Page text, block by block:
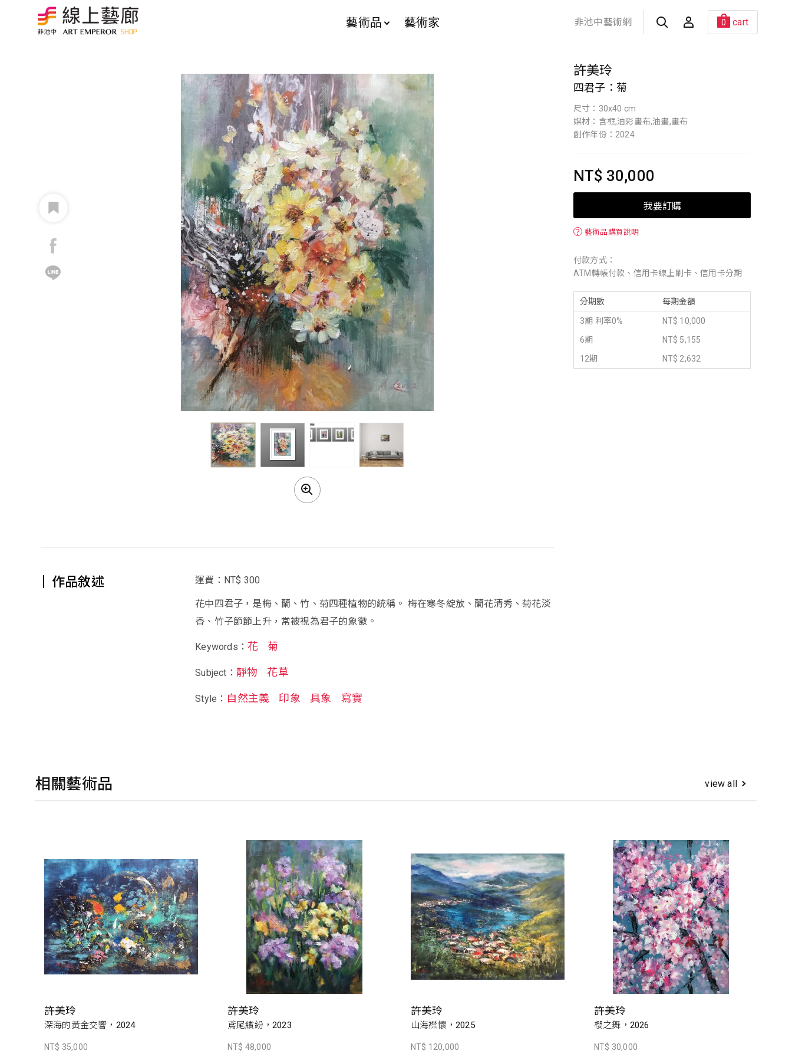
藝術品 藝術家 非池中藝術網 0 cart
許美玲
四君子：菊
尺寸：30x40 cm
媒材：含框,油彩畫布,油畫,畫布
創作年份：2024
NT$ 30,000
我要訂購
？ 藝術品購買說明
付款方式：
ATM轉帳付款、信用卡線上刷卡、信用卡分期
分期數 每期金額
3期 利率0%
NT$ 10,000
6期
NT$ 5,155
12期
NT$ 2,632
作品敘述 運費：NT$ 300
花中四君子，是梅、蘭、竹、菊四種植物的統稱。 梅在寒冬綻放、蘭花清秀、菊花淡
香、竹子節節上升，常被視為君子的象徵。
Keywords：花 菊
Subject： 靜物 花草
Style： 自然主義 印象 具象 寫實
相關藝術品 view all
許美玲
深海的黃金交響，2024
NT$ 35,000
許美玲
鳶尾繽紛，2023
NT$ 48,000
許美玲
山海襟懷，2025
NT$ 120,000
許美玲
櫻之舞，2026
NT$ 30,000